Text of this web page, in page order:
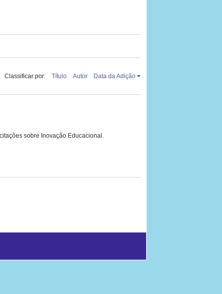
Classificar por: Título Autor Data da Adição
sobre Inovação Educacional.